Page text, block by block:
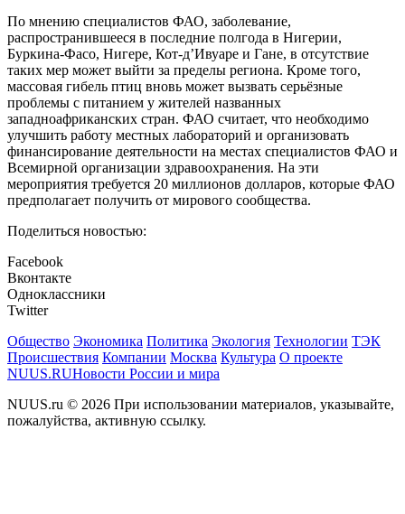
По мнению специалистов ФАО, заболевание,
распространившееся в последние полгода в Нигерии,
Буркина-Фасо, Нигере, Кот-д’Ивуаре и Гане, в отсутствие
таких мер может выйти за пределы региона. Кроме того,
массовая гибель птиц вновь может вызвать серьёзные
проблемы с питанием у жителей названных
западноафриканских стран. ФАО считает, что необходимо
улучшить работу местных лабораторий и организовать
финансирование деятельности на местах специалистов ФАО и
Всемирной организации здравоохранения. На эти
мероприятия требуется 20 миллионов долларов, которые ФАО
предполагает получить от мирового сообщества.
Поделиться новостью:
Facebook
Вконтакте
Одноклассники
Twitter
Общество Экономика Политика Экология Технологии ТЭК
Происшествия Компании Москва Культура О проекте
NUUS.RUНовости России и мира
NUUS.ru © 2026 При использовании материалов, указывайте,
пожалуйства, активную ссылку.